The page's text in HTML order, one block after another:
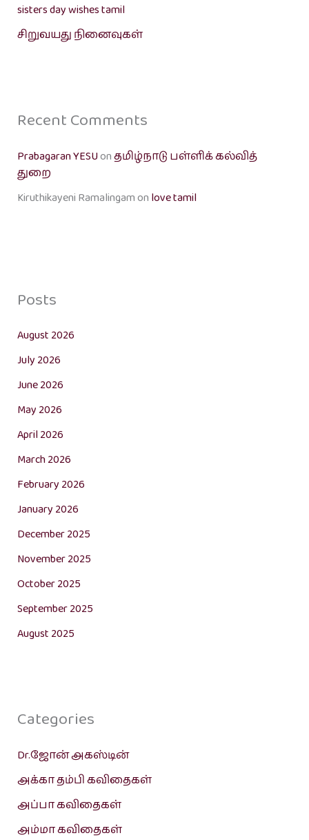
sisters day wishes tamil
சிறுவயது நினைவுகள்
Recent Comments
Prabagaran YESUonதமிழ்நாடு பள்ளிக் கல்வித்
துறை
Kiruthikayeni Ramalingamon love tamil
Posts
August 2026
July 2026
June 2026
May 2026
April 2026
March 2026
February 2026
January 2026
December 2025
November 2025
October 2025
September 2025
August 2025
Categories
Dr.ஜோன் அகஸ்டின்
அக்கா தம்பி கவிதைகள்
அப்பா கவிதைகள்
அம்மா கவிதைகள்